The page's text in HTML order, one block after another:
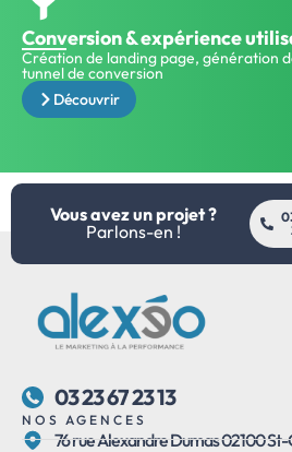
Conversion & expérience
Création de landing page, génération
tunnel de conversion
Découvrir
Vous avez un projet ?
Parlons-en !
03 23 67 23 13
NOS AGENCES
76 rue Alexandre Dumas 02100